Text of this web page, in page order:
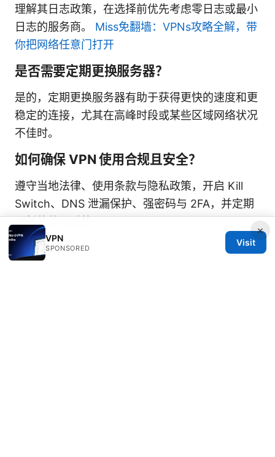
理解其日志政策，在选择前优先考虑零日志或最小
日志的服务商。 Miss免翻墙：VPNs攻略全解，带
你把网络任意门打开
是否需要定期更换服务器？
是的，定期更换服务器有助于获得更快的速度和更
稳定的连接，尤其在高峰时段或某些区域网络状况
不佳时。
如何确保 VPN 使用合规且安全？
遵守当地法律、使用条款与隐私政策，开启 Kill
Switch、DNS 泄漏保护、强密码与 2FA，并定期
更新软件与系统。
Sources:
×
VPN
SPONSORED
Visit